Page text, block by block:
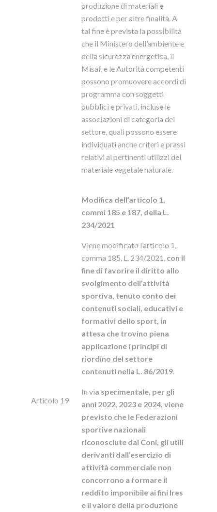
produzione di materiali e
prodotti e per altre finalità. A
tal fine è prevista la possibilità
che il Ministero dell’ambiente e
della sicurezza energetica, il
Misaf, e le Autorità competenti
possono promuovere accordi di
programma con soggetti
pubblici e privati, incluse le
associazioni di categoria del
settore, quali possono essere
individuati anche criteri e prassi
relativi ai pertinenti utilizzi del
materiale vegetale naturale.
Articolo 19
Modifica dell’articolo 1,
commi 185 e 187, della L.
234/2021
Viene modificato l’articolo 1,
comma 185, L. 234/2021, con il
fine di favorire il diritto allo
svolgimento dell’attività
sportiva, tenuto conto dei
contenuti sociali, educativi e
formativi dello sport, in
attesa che trovino piena
applicazione i principi di
riordino del settore
contenuti nella L. 86/2019.
In via sperimentale, per gli
anni 2022, 2023 e 2024, viene
previsto che le Federazioni
sportive nazionali
riconosciute dal Coni, gli utili
derivanti dall’esercizio di
attività commerciale non
concorrono a formare il
reddito imponibile ai fini Ires
e il valore della produzione